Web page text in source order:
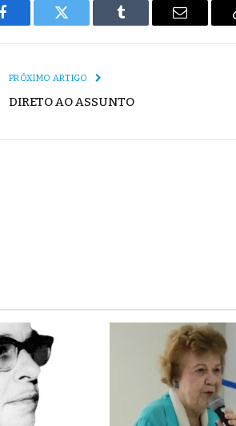
Facebook Twitter Tumblr
E-
PRÓXIMO ARTIGO
DIRETO AO ASSUNTO